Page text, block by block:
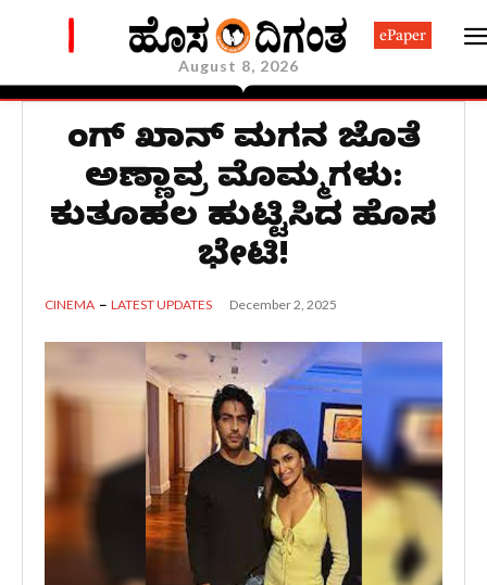
August 8, 2026
ePaper
ಕಿಂಗ್ ಖಾನ್ ಮಗನ ಜೊತೆ
ಅಣ್ಣಾವ್ರ ಮೊಮ್ಮಗಳು:
ಕುತೂಹಲ ಹುಟ್ಟಿಸಿದ ಹೊಸ
ಭೇಟಿ!
CINEMA LATEST UPDATES December 2, 2025